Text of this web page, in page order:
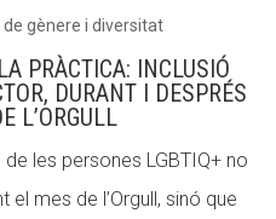
de gènere i diversitat
PRÀCTICA: INCLUSIÓ
DURANT I DESPRÉS
L’ORGULL
les persones LGBTIQ+ no
mes de l’Orgull, sinó que